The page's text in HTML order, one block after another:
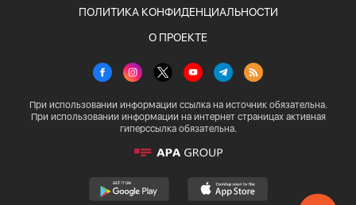
ПОЛИТИКА КОНФИДЕНЦИАЛЬНОСТИ
О ПРОЕКТЕ
При использовании информации ссылка на источник обязательна.
При использовании информации на интернет страницах активная
гиперссылка обязательна.